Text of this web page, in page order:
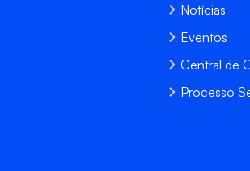
Notícias
Eventos
Central de
Processo